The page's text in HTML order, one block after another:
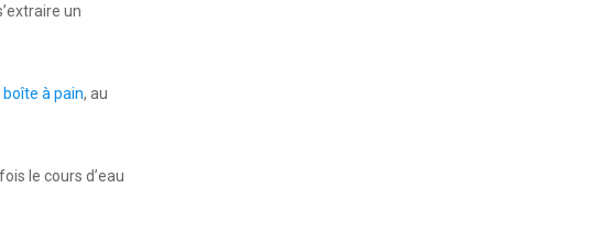
un
boîte à pain, au
le cours d’eau